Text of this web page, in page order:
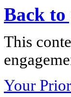
Back to
This
Your